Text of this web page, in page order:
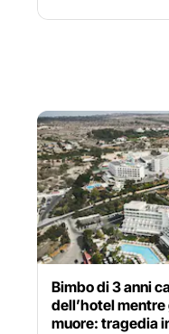
Bimbo di 3 anni
dell’hotel
muore: tragedia